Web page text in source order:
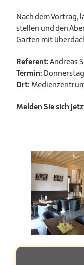
Nach dem Vortrag,
stellen und den
Garten mit
Referent:Andreas
Termin:
Ort:
Melden Sie sich